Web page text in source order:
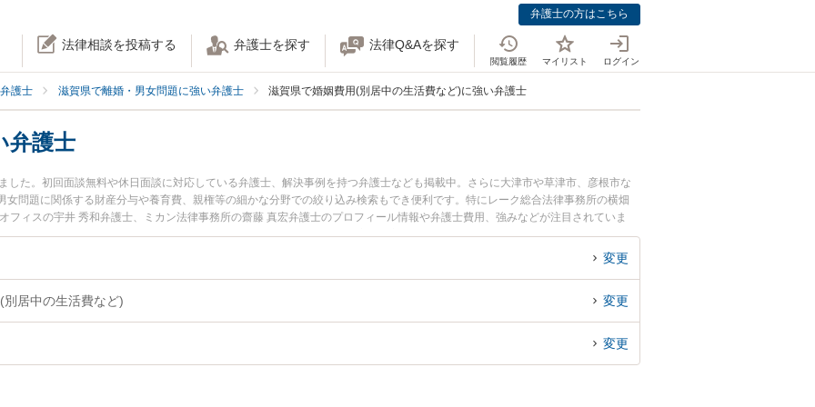
弁護士の方はこちら
法律相談を投稿する 弁護士を探す 法律Q&Aを探す
閲覧履歴 マイリスト ログイン
護士 滋賀県で離婚・男女問題に強い弁護士 滋賀県で婚姻費用(別居中の生活費など)に強い弁護士
弁護士
した。初回面談無料や休日面談に対応している弁護士、解決事例を持つ弁護士なども掲載中。さらに大津市や草津市、彦根市な
問題に関係する財産分与や養育費、親権等の細かな分野での絞り込み検索もでき便利です。特にレーク総合法律事務所の横畑
フィスの宇井 秀和弁護士、ミカン法律事務所の齋藤 真宏弁護士のプロフィール情報や弁護士費用、強みなどが注目されていま
ラブルを今すぐに弁護士に相談したい』『婚姻費用のトラブル解決の実績豊富な近くの弁護士を検索したい』『初回相談無料で
変更
居中の生活費など) 変更
変更